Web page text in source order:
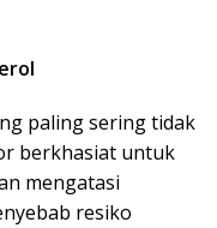
paling sering tidak
berkhasiat untuk
mengatasi
resiko